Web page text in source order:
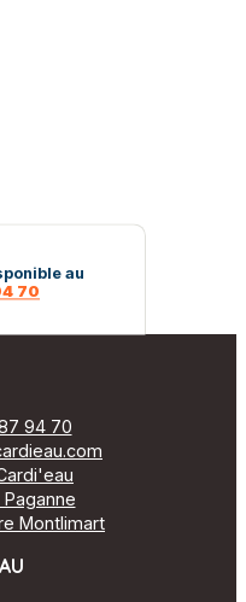
au
70
94 70
Montlimart